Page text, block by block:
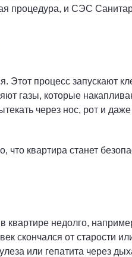
процедура, и СЭС
Этот процесс запускают
газы, которые
через нос, рот и
что квартира станет
квартире недолго,
скончался от старости
или гепатита через